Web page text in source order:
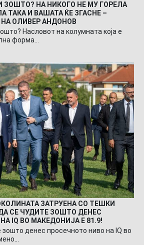
ЗОШТО? НА НИКОГО НЕ МУ ГОРЕЛА
ТАКА И ВАШАТА ЌЕ ЗГАСНЕ –
ОЛИВЕР АНДОНОВ
Насловот на колумната која е
форма…
ЗАТРУЕНА СО ТЕШКИ
СЕ ЧУДИТЕ ЗОШТО ДЕНЕС
IQ ВО МАКЕДОНИЈА Е 81.9!
зошто денес просечното ниво на IQ во